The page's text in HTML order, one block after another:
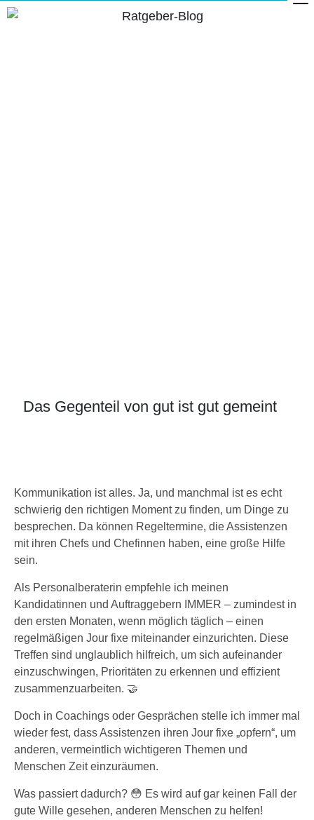
Das Gegenteil von gut ist gut gemeint
Kommunikation ist alles. Ja, und manchmal ist es echt
schwierig den richtigen Moment zu finden, um Dinge zu
besprechen. Da können Regeltermine, die Assistenzen
mit ihren Chefs und Chefinnen haben, eine große Hilfe
sein.
Als Personalberaterin empfehle ich meinen
Kandidatinnen und Auftraggebern IMMER – zumindest in
den ersten Monaten, wenn möglich täglich – einen
regelmäßigen Jour fixe miteinander einzurichten. Diese
Treffen sind unglaublich hilfreich, um sich aufeinander
einzuschwingen, Prioritäten zu erkennen und effizient
zusammenzuarbeiten. 🤝
Doch in Coachings oder Gesprächen stelle ich immer mal
wieder fest, dass Assistenzen ihren Jour fixe „opfern“, um
anderen, vermeintlich wichtigeren Themen und
Menschen Zeit einzuräumen.
Was passiert dadurch? 😳 Es wird auf gar keinen Fall der
gute Wille gesehen, anderen Menschen zu helfen!